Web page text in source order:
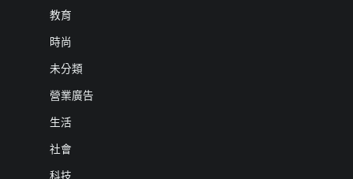
教育
時尚
未分類
營業廣告
生活
社會
科技